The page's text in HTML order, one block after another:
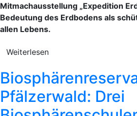
Mitmachausstellung „Expedition
Bedeutung des Erdbodens als
allen Lebens.
Weiterlesen
Pfälzerwald: Drei